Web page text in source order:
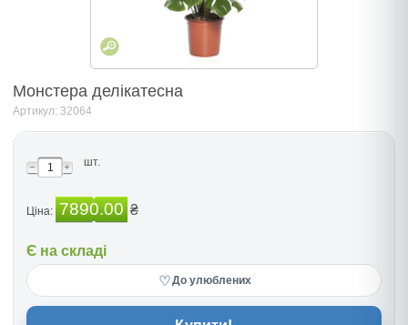
Монстера делікатесна
Артикул: 32064
шт.
Ціна: 7890.00 ₴
Є на складі
♡До улюблених